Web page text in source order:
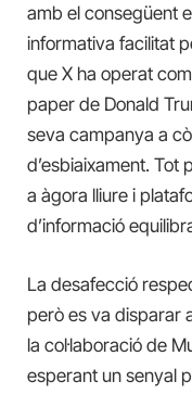
amb el consegüent
informativa facilitat
que X ha operat
paper de Donald
seva campanya a
d’esbiaixament. Tot
a àgora lliure i
d’informació
La desafecció
però es va disparar
la col·laboració de
esperant un senyal